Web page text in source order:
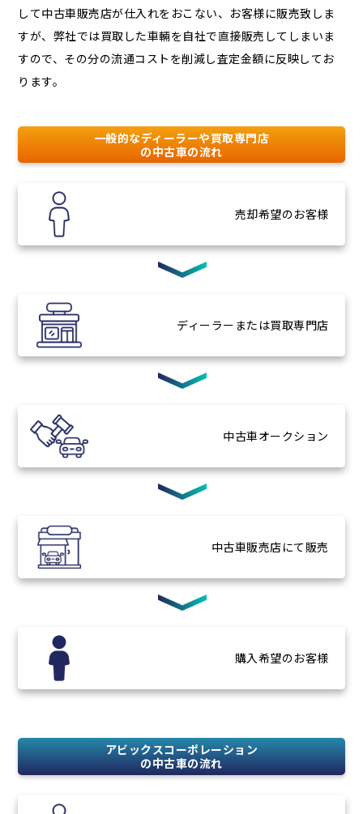
して中古車販売店が仕入れをおこない、お客様に販売致しま
すが、弊社では買取した車輛を自社で直接販売してしまいま
すので、その分の流通コストを削減し査定金額に反映してお
ります。
一般的なディーラーや買取専門店
の中古車の流れ
売却希望のお客様
ディーラー または買取専門店
中古車オークション
中古車販売店にて販売
購入希望のお客様
アビックスコーポレーション
の中古車の流れ